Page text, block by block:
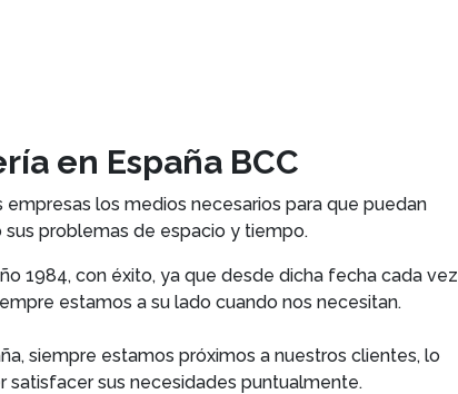
en España BCC
los medios necesarios para que puedan
problemas de espacio y tiempo.
1984, con éxito, ya que desde dicha fecha cada vez
estamos a su lado cuando nos necesitan.
siempre estamos próximos a nuestros clientes, lo
satisfacer sus necesidades puntualmente.